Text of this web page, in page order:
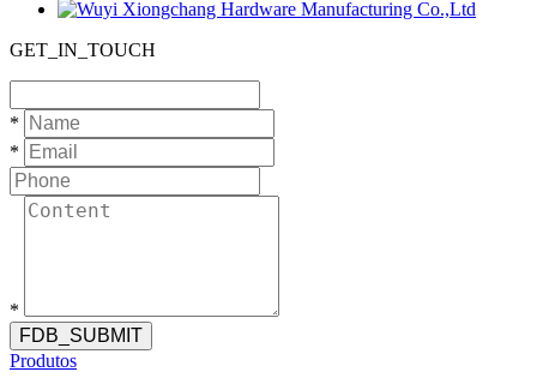
GET_IN_TOUCH
*
*
*
FDB_SUBMIT
Produtos